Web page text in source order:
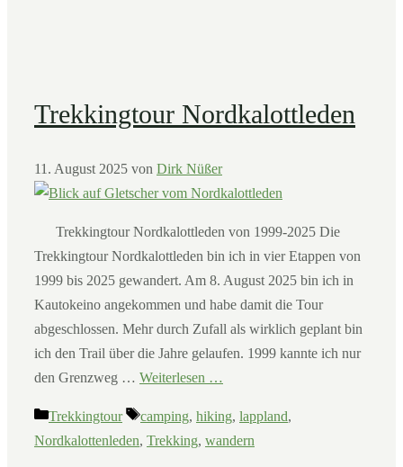
Trekkingtour Nordkalottleden
11. August 2025 von Dirk Nüßer
Trekkingtour Nordkalottleden von 1999-2025 Die
Trekkingtour Nordkalottleden bin ich in vier Etappen von
1999 bis 2025 gewandert. Am 8. August 2025 bin ich in
Kautokeino angekommen und habe damit die Tour
abgeschlossen. Mehr durch Zufall als wirklich geplant bin
ich den Trail über die Jahre gelaufen. 1999 kannte ich nur
den Grenzweg … Weiterlesen …
Kategorien
Trekkingtour Schlagwörter
camping, hiking, lappland,
Nordkalottenleden, Trekking, wandern